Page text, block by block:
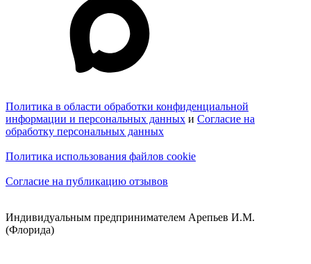
Политика в области обработки конфиденциальной
информации и персональных данных и Согласие на
обработку персональных данных
Политика использования файлов cookie
Согласие на публикацию отзывов
Индивидуальным предпринимателем Арепьев И.М.
(Флорида)